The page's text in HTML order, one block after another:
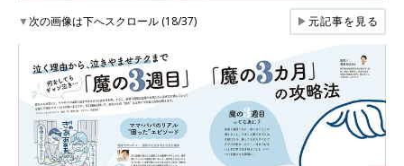
▼次の画像は下へスクロール (18/37) ▶元記事を見る